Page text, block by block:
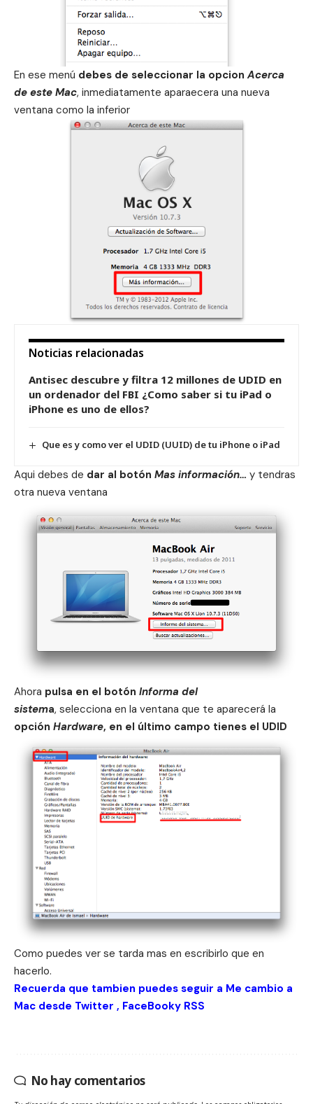
En ese menú debes de seleccionar la opcion Acerca
de este Mac, inmediatamente aparaecera una nueva
ventana como la inferior
Noticias relacionadas
Antisec descubre y filtra 12 millones de UDID en
un ordenador del FBI ¿Como saber si tu iPad o
iPhone es uno de ellos?
Que es y como ver el UDID (UUID) de tu iPhone o iPad
Aqui debes de dar al botón Mas información… y tendras
otra nueva ventana
Ahora pulsa en el botón Informa del
sistema, selecciona en la ventana que te aparecerá la
opción Hardware, en el último campo tienes el UDID
Como puedes ver se tarda mas en escribirlo que en
hacerlo.
Recuerda que tambien puedes seguir a Me cambio a
Mac desde Twitter , FaceBooky RSS
No hay comentarios